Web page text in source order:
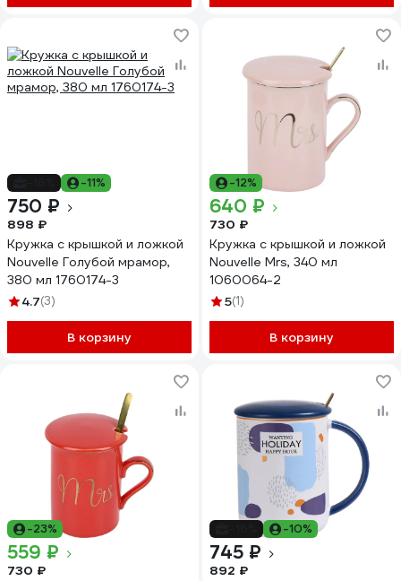
-11%
750 ₽
898 ₽
Кружка с крышкой и ложкой
Nouvelle Голубой мрамор,
380 мл 1760174-3
4.7(3)
В корзину
-12%
640 ₽
730 ₽
Кружка с крышкой и ложкой
Nouvelle Mrs, 340 мл
1060064-2
5(1)
В корзину
-23%
559 ₽
730 ₽
-10%
745 ₽
892 ₽